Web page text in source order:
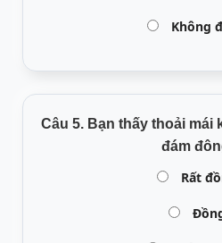
Không
Câu 5. Bạn thấy thoải
đám
Rất